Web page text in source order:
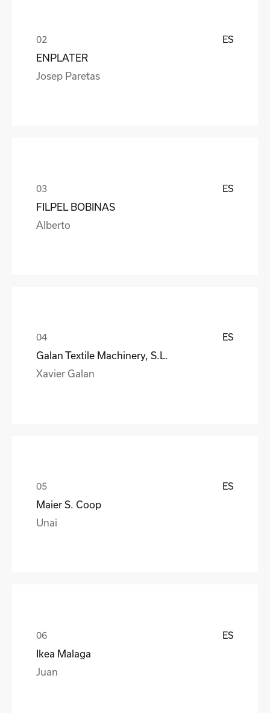
ES
ENPLATER
Josep Paretas
ES
FILPEL BOBINAS
Alberto
ES
Galan Textile Machinery, S.L.
Xavier Galan
ES
Maier S. Coop
Unai
ES
Ikea Malaga
Juan